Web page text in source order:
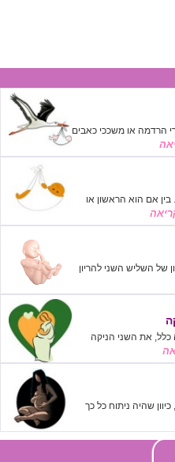
הרדמה או משככי כאבים
אם הוא הראשון או
האחרון של השליש השני להריון
את השני הניקה
שהיה ניתוח כל כך